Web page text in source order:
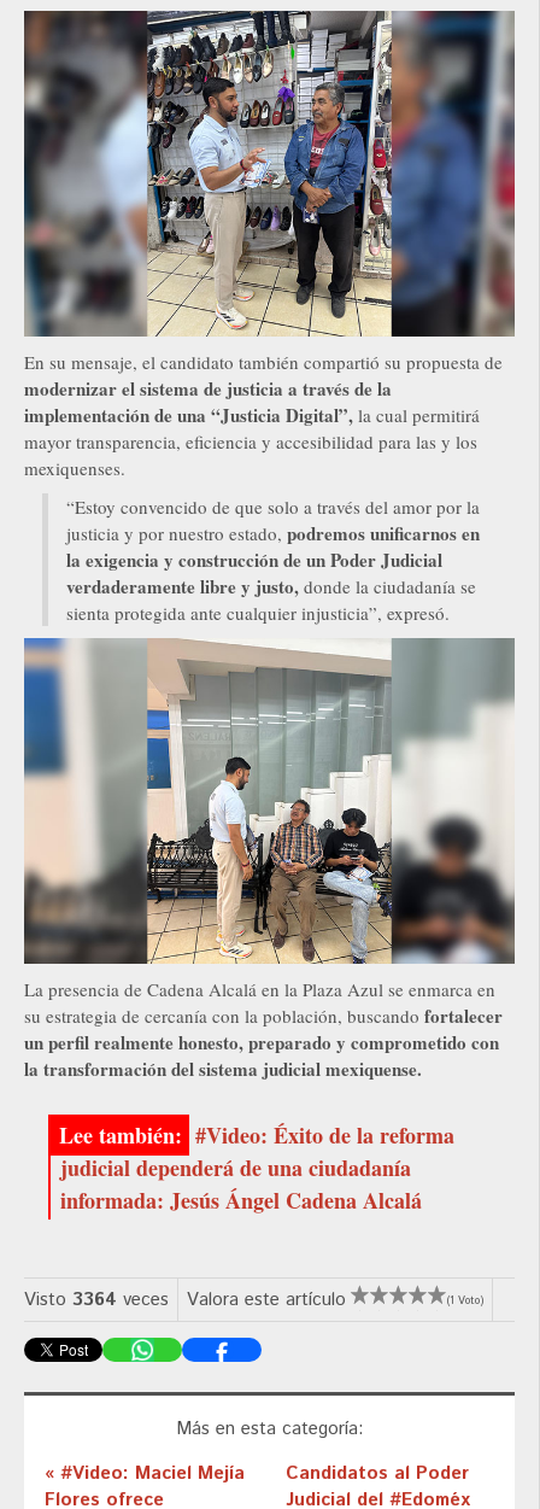
En su mensaje, el candidato también compartió su propuesta de
modernizar el sistema de justicia a través de la
implementación de una “Justicia Digital”, la cual permitirá
mayor transparencia, eficiencia y accesibilidad para las y los
mexiquenses.
“Estoy convencido de que solo a través del amor por la
justicia y por nuestro estado, podremos unificarnos en
la exigencia y construcción de un Poder Judicial
verdaderamente libre y justo, donde la ciudadanía se
sienta protegida ante cualquier injusticia”, expresó.
La presencia de Cadena Alcalá en la Plaza Azul se enmarca en
su estrategia de cercanía con la población, buscando fortalecer
un perfil realmente honesto, preparado y comprometido con
la transformación del sistema judicial mexiquense.
#Video: Éxito de la reforma
judicial dependerá de una ciudadanía
informada: Jesús Ángel Cadena Alcalá
Visto 3364 veces Valora este artículo (1 Voto)
Más en esta categoría:
« #Video: Maciel Mejía
Flores ofrece
Candidatos al Poder
Judicial del #Edoméx